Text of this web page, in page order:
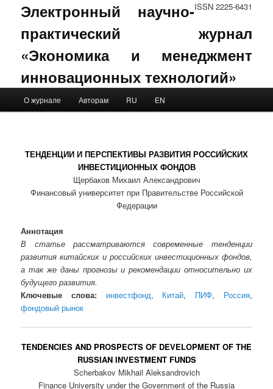
ISSN 2225-6431
Электронный научно-
практический журнал
«Экономика и менеджмент
инновационных технологий»
Skip to primary content
Skip to secondary content
О журнале Авторам RU EN
ТЕНДЕНЦИИ И ПЕРСПЕКТИВЫ РАЗВИТИЯ РОССИЙСКИХ
ИНВЕСТИЦИОННЫХ ФОНДОВ
Щербаков Михаил Александрович
Финансовый университет при Правительстве Российской
Федерации
Аннотация
В статье рассматриваются современные тенденции
развития китайских и российских инвестиционных фондов,
а так же даны прогнозы и рекомендации относительно их
будущего развития.
Ключевые слова:
инвестфонд, Китай, ПИФ, Россия,
фондовый рынок
TENDENCIES AND PROSPECTS OF DEVELOPMENT OF THE
RUSSIAN INVESTMENT FUNDS
Scherbakov Mikhail Aleksandrovich
Finance University under the Government of the Russia